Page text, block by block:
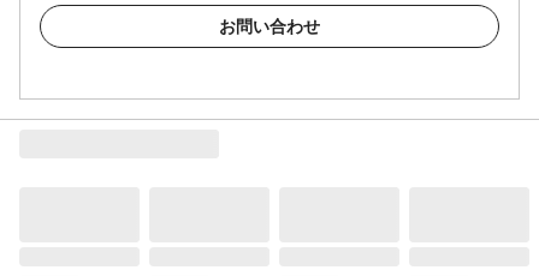
お問い合わせ